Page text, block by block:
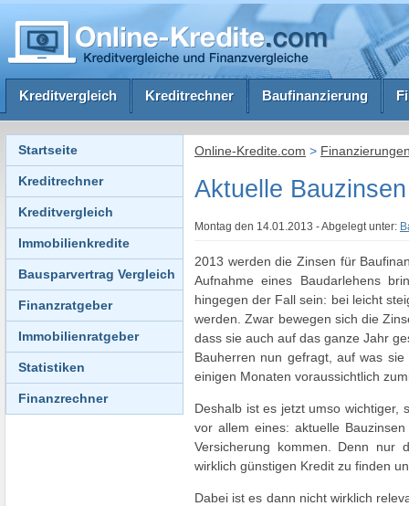
Kreditvergleich Kreditrechner Baufinanzierung
Online-Kredite.com >
Aktuelle
Montag den 14.01.2013 - Abgelegt unter:
2013 werden die Zinsen für
Aufnahme eines Baudarlehens
hingegen der Fall sein: bei leicht
werden. Zwar bewegen sich die
dass sie auch auf das ganze Jahr
Bauherren nun gefragt, auf was
einigen Monaten voraussichtlich
Deshalb ist es jetzt umso wichtiger,
vor allem eines: aktuelle
Versicherung kommen. Denn nur
wirklich günstigen Kredit zu finden
Dabei ist es dann nicht wirklich
Startseite
Kreditrechner
Kreditvergleich
Immobilienkredite
Bausparvertrag Vergleich
Finanzratgeber
Immobilienratgeber
Statistiken
Finanzrechner